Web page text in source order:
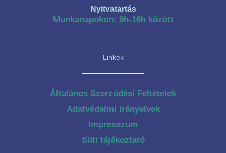
Nyitvatartás
Munkanapokon: 9h-16h között
Linkek
Általános Szerződési Feltételek
Adatvédelmi irányelvek
Impresszum
Süti tájékoztató